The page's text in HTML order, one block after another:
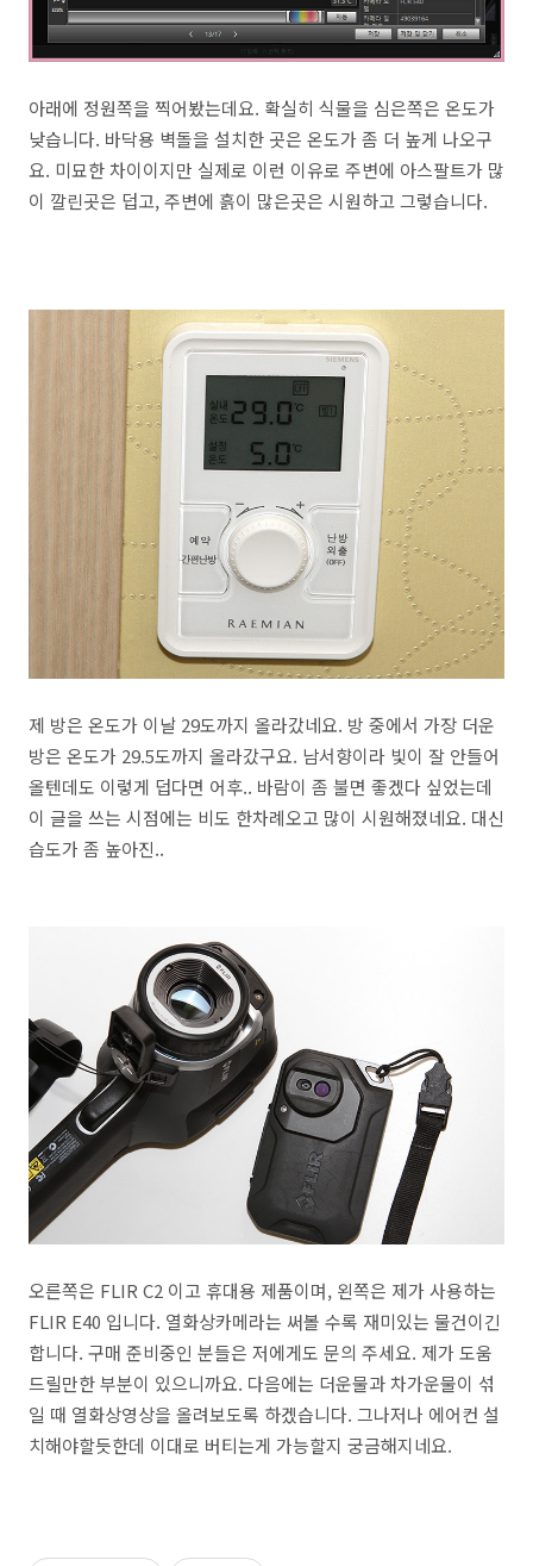
아래에 정원쪽을 찍어봤는데요. 확실히 식물을 심은쪽은 온도가
낮습니다. 바닥용 벽돌을 설치한 곳은 온도가 좀 더 높게 나오구
요. 미묘한 차이이지만 실제로 이런 이유로 주변에 아스팔트가 많
이 깔린곳은 덥고, 주변에 흙이 많은곳은 시원하고 그렇습니다.
제 방은 온도가 이날 29도까지 올라갔네요. 방 중에서 가장 더운
방은 온도가 29.5도까지 올라갔구요. 남서향이라 빛이 잘 안들어
올텐데도 이렇게 덥다면 어후.. 바람이 좀 불면 좋겠다 싶었는데
이 글을 쓰는 시점에는 비도 한차례오고 많이 시원해졌네요. 대신
습도가 좀 높아진..
오른쪽은 FLIR C2 이고 휴대용 제품이며, 왼쪽은 제가 사용하는
FLIR E40 입니다. 열화상카메라는 써볼 수록 재미있는 물건이긴
합니다. 구매 준비중인 분들은 저에게도 문의 주세요. 제가 도움
드릴만한 부분이 있으니까요. 다음에는 더운물과 차가운물이 섞
일 때 열화상영상을 올려보도록 하겠습니다. 그나저나 에어컨 설
치해야할듯한데 이대로 버티는게 가능할지 궁금해지네요.